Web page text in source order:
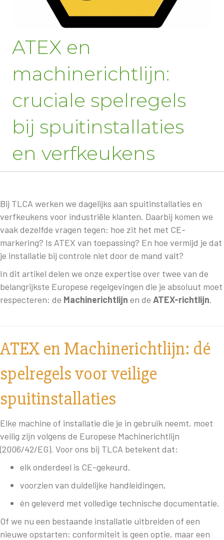
ATEX en
machinerichtlijn:
cruciale spelregels
bij spuitinstallaties
en verfkeukens
Bij TLCA werken we dagelijks aan spuitinstallaties en
verfkeukens voor industriële klanten. Daarbij komen we
vaak dezelfde vragen tegen: hoe zit het met CE-
markering? Is ATEX van toepassing? En hoe vermijd je dat
je installatie bij controle niet door de mand valt?
In dit artikel delen we onze expertise over twee van de
belangrijkste Europese regelgevingen die je absoluut moet
respecteren: de Machinerichtlijn en de ATEX-richtlijn.
ATEX en Machinerichtlijn: dé
spelregels voor veilige
spuitinstallaties
Elke machine of installatie die je in gebruik neemt, moet
veilig zijn volgens de Europese Machinerichtlijn
(2006/42/EG). Voor ons bij TLCA betekent dat:
elk onderdeel is CE-gekeurd,
voorzien van duidelijke handleidingen,
én geleverd met volledige technische documentatie.
Of we nu een bestaande installatie uitbreiden of een
nieuwe opstarten: conformiteit is geen optie, maar een